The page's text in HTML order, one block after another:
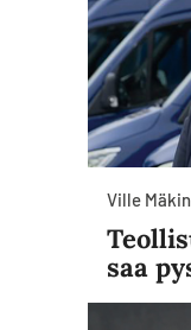
Ville
saa